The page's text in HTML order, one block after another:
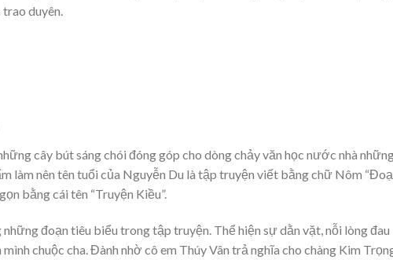
duyên.
cây bút sáng chói đóng góp cho dòng chảy văn học nước nhà
làm nên tên tuổi của Nguyễn Du là tập truyện viết bằng chữ Nôm
bằng cái tên “Truyện Kiều”.
đoạn tiêu biểu trong tập truyện. Thể hiện sự dằn vặt, nỗi lòng đau
chuộc cha. Đành nhờ cô em Thúy Vân trả nghĩa cho chàng Kim